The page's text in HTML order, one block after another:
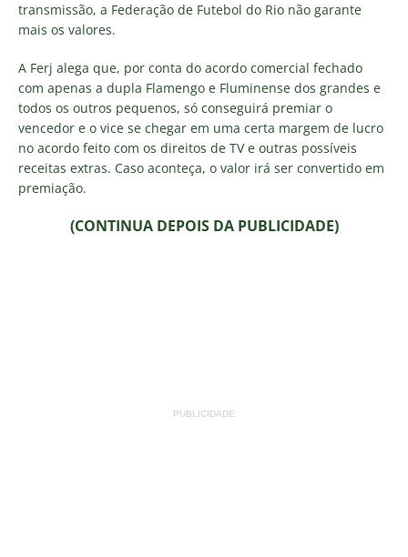
transmissão, a Federação de Futebol do Rio não garante
mais os valores.
A Ferj alega que, por conta do acordo comercial fechado
com apenas a dupla Flamengo e Fluminense dos grandes e
todos os outros pequenos, só conseguirá premiar o
vencedor e o vice se chegar em uma certa margem de lucro
no acordo feito com os direitos de TV e outras possíveis
receitas extras. Caso aconteça, o valor irá ser convertido em
premiação.
(CONTINUA DEPOIS DA PUBLICIDADE)
PUBLICIDADE